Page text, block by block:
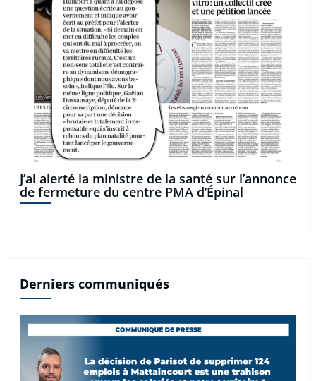
J’ai alerté la ministre de la santé sur l’annonce
de fermeture du centre PMA d’Épinal
Derniers communiqués